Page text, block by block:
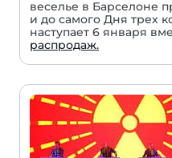
веселье в Барселоне
и до самого Дня трех
наступает 6 января
распродаж.